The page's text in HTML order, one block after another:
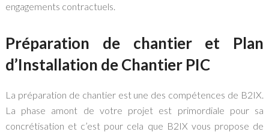
engagements contractuels.
Préparation de chantier et Plan
d’Installation de Chantier PIC
La préparation de chantier est une des compétences de B2IX.
La phase amont de votre projet est primordiale pour sa
concrétisation et c’est pour cela que B2IX vous propose de